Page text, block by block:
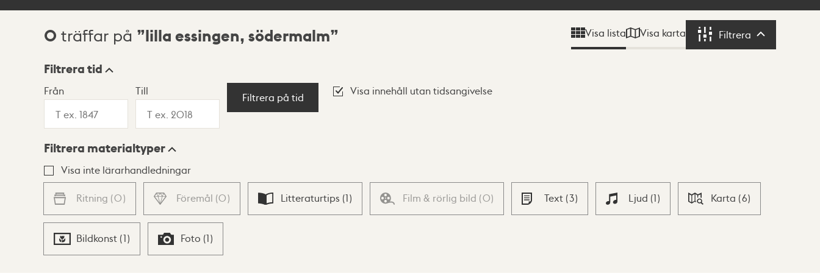
Sökresultat
0 träffar på lilla essingen, södermalm Visa lista Visa karta Filtrera Filtrera
Visningsläge
Lista Karta
Filtrera tid
Från Till
Filtrera på tid
Visa innehåll utan tidsangivelse
Filtrera materialtyper
Visa inte lärarhandledningar
Ritning (0) Föremål (0) Litteraturtips (1) Film & rörlig bild (0) Text (3) Ljud (1) Karta (6)
Bildkonst (1) Foto (1)